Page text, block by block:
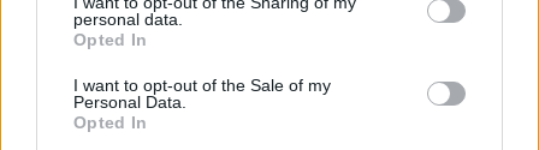
grant or deny consent to Google and its third-party tags to
use your data for below specified purposes in below Google
consent section.
personal data.
Opted In
I want to opt-out of the Sale of my
Personal Data.
Opted In
Descubre cómo Cáceres celebra la música
en rincones secretos de su casco